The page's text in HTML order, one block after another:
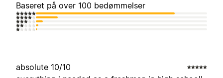
Baseret på over 100 bedømmelser
absolute 10/10